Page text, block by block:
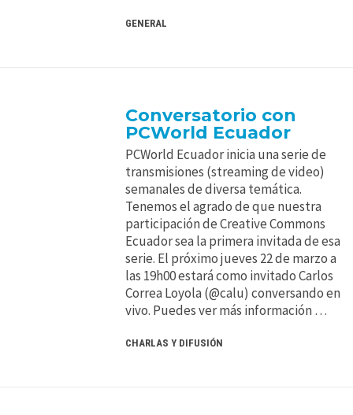
GENERAL
Conversatorio con
PCWorld Ecuador
PCWorld Ecuador inicia una serie de
transmisiones (streaming de video)
semanales de diversa temática.
Tenemos el agrado de que nuestra
participación de Creative Commons
Ecuador sea la primera invitada de esa
serie. El próximo jueves 22 de marzo a
las 19h00 estará como invitado Carlos
Correa Loyola (@calu) conversando en
vivo. Puedes ver más información …
CHARLAS Y DIFUSIÓN